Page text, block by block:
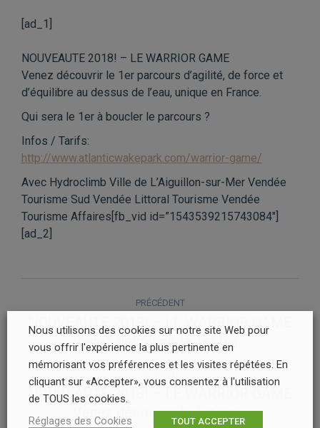
[ad_1]
NOUVEAUTE 2018! – LE WARRIOR GAME
Venez découvrir le 1er parcours d’agilité, de force et
d’équilibre au dessus de l’eau, unique en France.
Qui sera le 1er à boucler le parcours ?
Infos / Tarifs:
http://www.atlanticwakepark.com/warrior-game/
Avec Hydroclimb Ville de L’Aiguillon-sur-Mer Vendée
Tourisme Sud Vendée Littoral Tourisme Vendée
Tourisme Affaires[fb_vid id=”1543539215743084″]
[ad_2]
NAVIGATION
ARTICLE
PRÉCÉDENT
Article
précédent
:
NOUVEAUTE 2018! – LE WARRIOR GAME
Venez découvrir le 1er par…
suivant
NOUVEAUTE 2018! – LE WARRIOR GAME
Venez découvrir le 1er par…
Nous utilisons des cookies sur notre site Web pour
vous offrir l'expérience la plus pertinente en
mémorisant vos préférences et les visites répétées. En
cliquant sur «Accepter», vous consentez à l'utilisation
de TOUS les cookies.
Réglages des Cookies
TOUT ACCEPTER